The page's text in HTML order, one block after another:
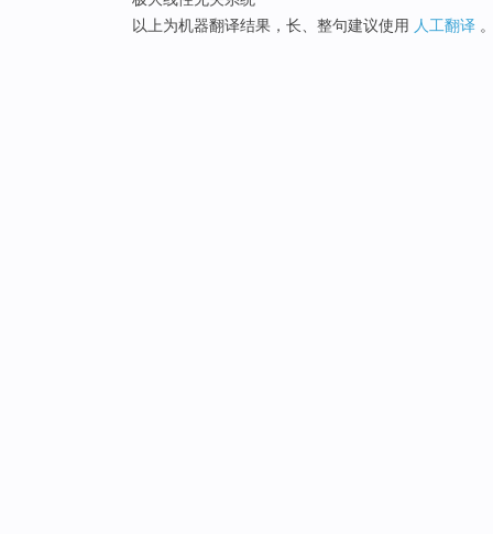
以上为机器翻译结果，长、整句建议使用 人工翻译